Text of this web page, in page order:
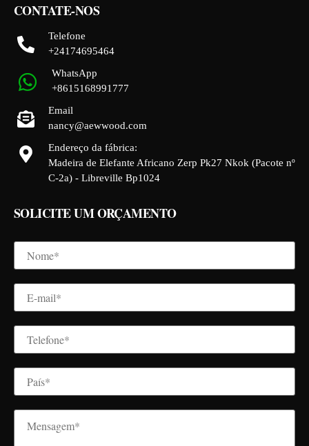
CONTATE-NOS
Telefone
+24174695464
WhatsApp
+8615168991777
Email
nancy@aewwood.com
Endereço da fábrica:
Madeira de Elefante Africano Zerp Pk27 Nkok (Pacote nº
C-2a) - Libreville Bp1024
SOLICITE UM ORÇAMENTO